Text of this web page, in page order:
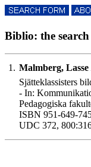
Biblio: the
1. Malmberg, Lasse
Sjätteklassisters
- In:
Pedagogiska
ISBN 951-649-
UDC 372,